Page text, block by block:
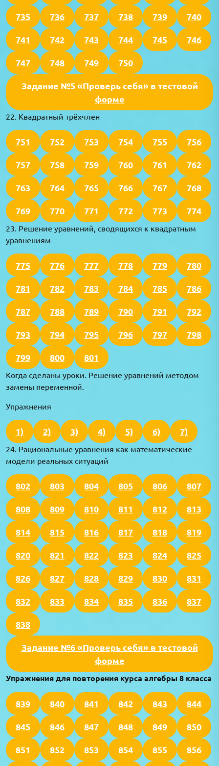
735 736 737 738 739 740
741 742 743 744 745 746
747 748 749 750
Задание №5 «Проверь себя» в тестовой
форме
22. Квадратный трёхчлен
751 752 753 754 755 756
757 758 759 760 761 762
763 764 765 766 767 768
769 770 771 772 773 774
23. Решение уравнений, сводящихся к квадратным
уравнениям
775 776 777 778 779 780
781 782 783 784 785 786
787 788 789 790 791 792
793 794 795 796 797 798
799 800 801
Когда сделаны уроки. Решение уравнений методом
замены переменной.
Упражнения
1) 2) 3) 4) 5) 6) 7)
24. Рациональные уравнения как математические
модели реальных ситуаций
802 803 804 805 806 807
808 809 810 811 812 813
814 815 816 817 818 819
820 821 822 823 824 825
826 827 828 829 830 831
832 833 834 835 836 837
838
Задание №6 «Проверь себя» в тестовой
форме
Упражнения для повторения курса алгебры 8 класса
839 840 841 842 843 844
845 846 847 848 849 850
851 852 853 854 855 856